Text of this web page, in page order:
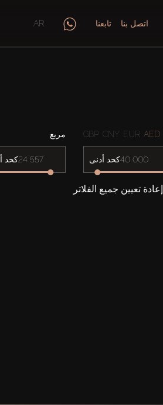
AR تابعنا اتصل بنا
مربع
كحد
GBP CNY EUR AED
كحد أدنى
إعادة تعيين جميع الفلاتر